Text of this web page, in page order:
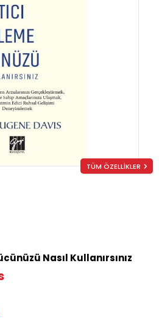
TÜM ÖZELLİKLER
Nasıl Kullanırsınız